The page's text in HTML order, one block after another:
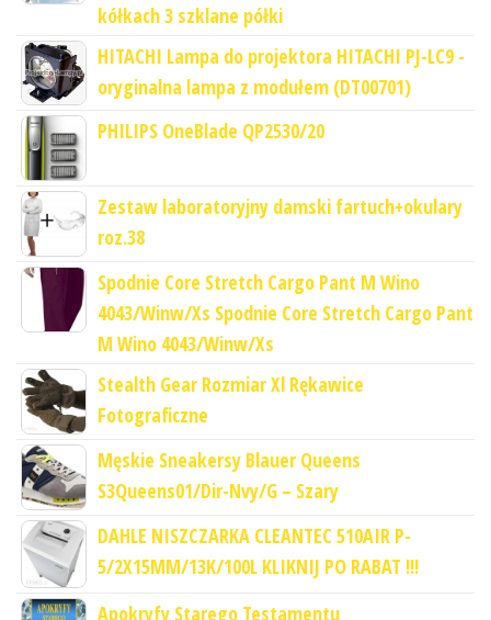
kółkach 3 szklane półki
HITACHI Lampa do projektora HITACHI PJ-LC9 -
oryginalna lampa z modułem (DT00701)
PHILIPS OneBlade QP2530/20
Zestaw laboratoryjny damski fartuch+okulary
roz.38
Spodnie Core Stretch Cargo Pant M Wino
4043/Winw/Xs Spodnie Core Stretch Cargo Pant
M Wino 4043/Winw/Xs
Stealth Gear Rozmiar Xl Rękawice
Fotograficzne
Męskie Sneakersy Blauer Queens
S3Queens01/Dir-Nvy/G – Szary
DAHLE NISZCZARKA CLEANTEC 510AIR P-
5/2X15MM/13K/100L KLIKNIJ PO RABAT !!!
Apokryfy Starego Testamentu